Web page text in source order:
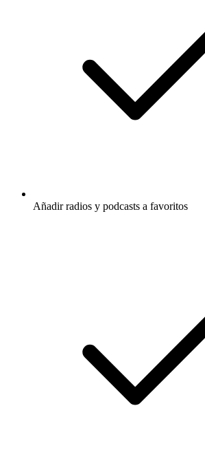
Añadir radios y podcasts a favoritos